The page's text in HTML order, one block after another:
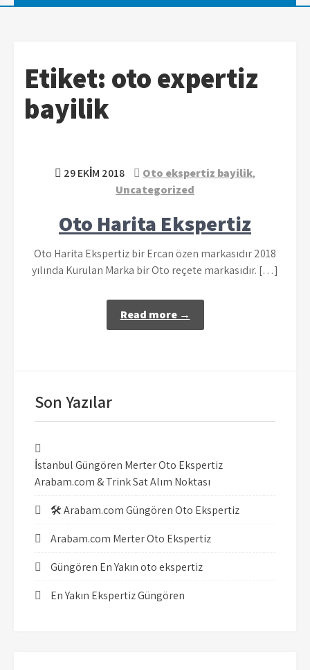
Etiket: oto expertiz
bayilik
29 EKIM 2018 Oto ekspertiz bayilik,
Uncategorized
Oto Harita Ekspertiz
Oto Harita Ekspertiz bir Ercan özen markasıdır 2018
yılında Kurulan Marka bir Oto reçete markasıdır. […]
Read more →
Son Yazılar
İstanbul Güngören Merter Oto Ekspertiz
Arabam.com & Trink Sat Alım Noktası
🛠️ Arabam.com Güngören Oto Ekspertiz
Arabam.com Merter Oto Ekspertiz
Güngören En Yakın oto ekspertiz
En Yakın Ekspertiz Güngören